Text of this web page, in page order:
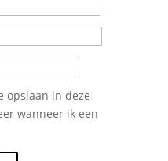
opslaan in deze
wanneer ik een